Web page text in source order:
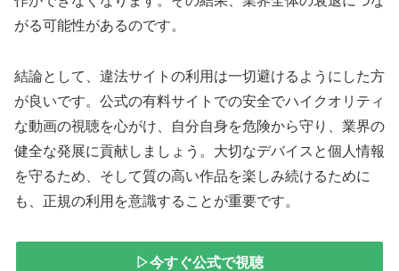
がる可能性があるのです。
結論として、違法サイトの利用は一切避けるようにした方
が良いです。公式の有料サイトでの安全でハイクオリティ
な動画の視聴を心がけ、自分自身を危険から守り、業界の
健全な発展に貢献しましょう。大切なデバイスと個人情報
を守るため、そして質の高い作品を楽しみ続けるために
も、正規の利用を意識することが重要です。
▷今すぐ公式で視聴